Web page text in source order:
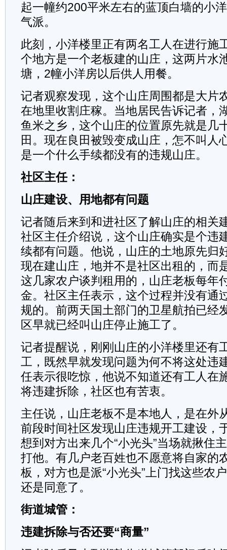
起一幢约200平米左右的蓝顶白墙的小
气派。
此刻，小洋楼里正有两名工人在进行施
个地方是一个老板建的山庄，这两片水
塘，2幢小洋房以后供人用餐。
记者观察发现，这个山庄周围都是大片
在地里收割庄稼。当地居民告诉记者，
鱼米之乡，这个山庄的位置原先就是几
田。现在良田被毁变成山庄，怎不叫人
是一个什么手续都没有的违规山庄。
社区主任：
山庄建设、用地都有问题
记者随后来到和进社区了解山庄的相关
社区主任介绍说，这个山庄确实是个违
续都有问题。他说，山庄的土地原先归
现在建山庄，地并不是社区出租的，而
这几家农户谈判租用的，山庄老板每年
金。社区主任表示，这个过程并没有通
规的。前两天国土部门的卫星航拍已经
区早就已经叫山庄停止施工了。
记者提醒说，刚刚山庄的小洋楼里还有
工，既然早就发现问题为何不将这处违
任表示很吃惊，他说不知道还有工人在
将违建拆除，社区也有苦衷。
主任说，山庄老板不是本地人，是在外
前段时间社区发现山庄违规开工建设，
想到对方出来几个“小光头”当场就揪住
打他。有几户老百姓也不愿意将自家的
板，对方也是派“小光头”上门找这些农
还是同意了。
街道城管：
违建拆除与否还要“商量”